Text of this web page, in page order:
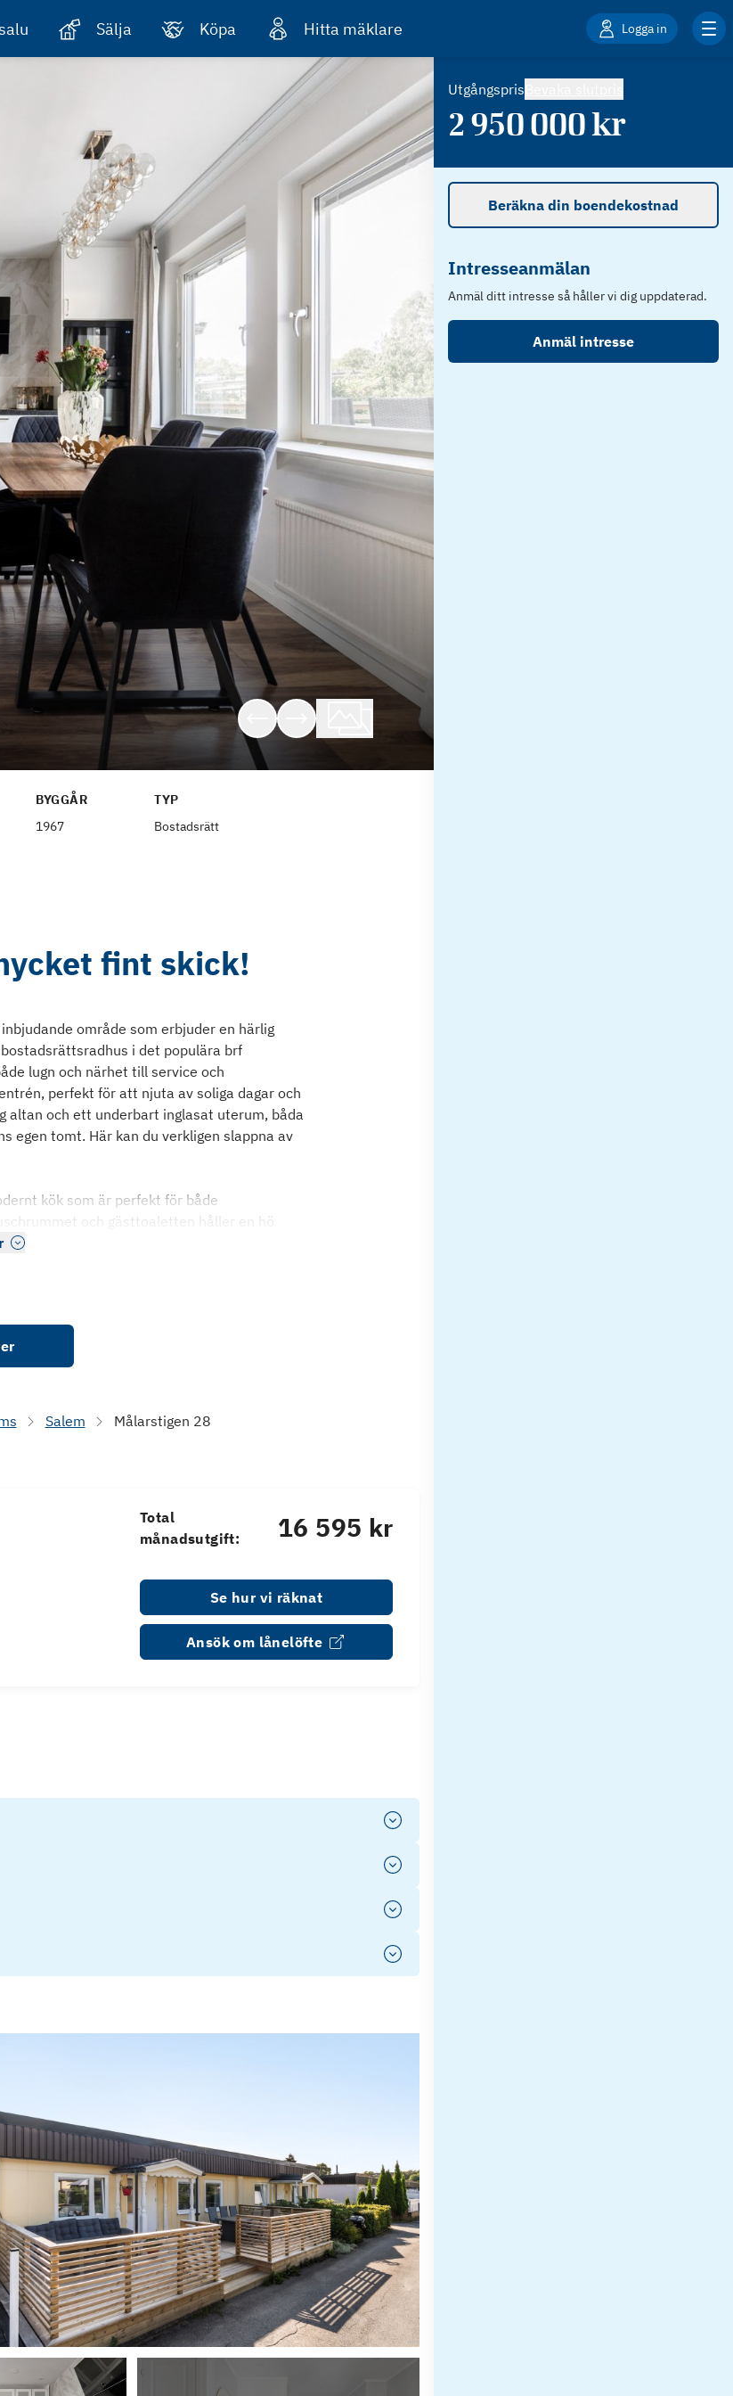
Sälja Köpa Hitta mäklare Logga in
Utgångspris
2 950 000kr
Beräkna din boendekostnad
Intresseanmälan
Anmäl ditt intresse så håller vi dig uppdaterad.
Anmäl intresse
BYGGÅR
1967
TYP
Bostadsrätt
fint skick!
område som erbjuder en härlig
i det populära brf
lugn och närhet till service och
perfekt för att njuta av soliga dagar och
altan och ett underbart inglasat uterum, båda
egen tomt. Här kan du verkligen slappna av
kök som är perfekt för både
och gästtoaletten håller en hö
Salem Målarstigen 28
Total
månadsutgift:
16 595 kr
Se hur vi räknat
Ansök om lånelöfte